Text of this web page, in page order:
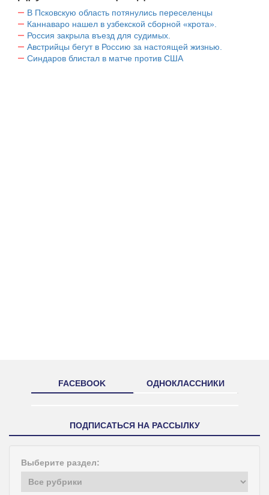
В Псковскую область потянулись переселенцы
Каннаваро нашел в узбекской сборной «крота».
Россия закрыла въезд для судимых.
Австрийцы бегут в Россию за настоящей жизнью.
Синдаров блистал в матче против США
FACEBOOK ОДНОКЛАССНИКИ
ПОДПИСАТЬСЯ НА РАССЫЛКУ
Выберите раздел: